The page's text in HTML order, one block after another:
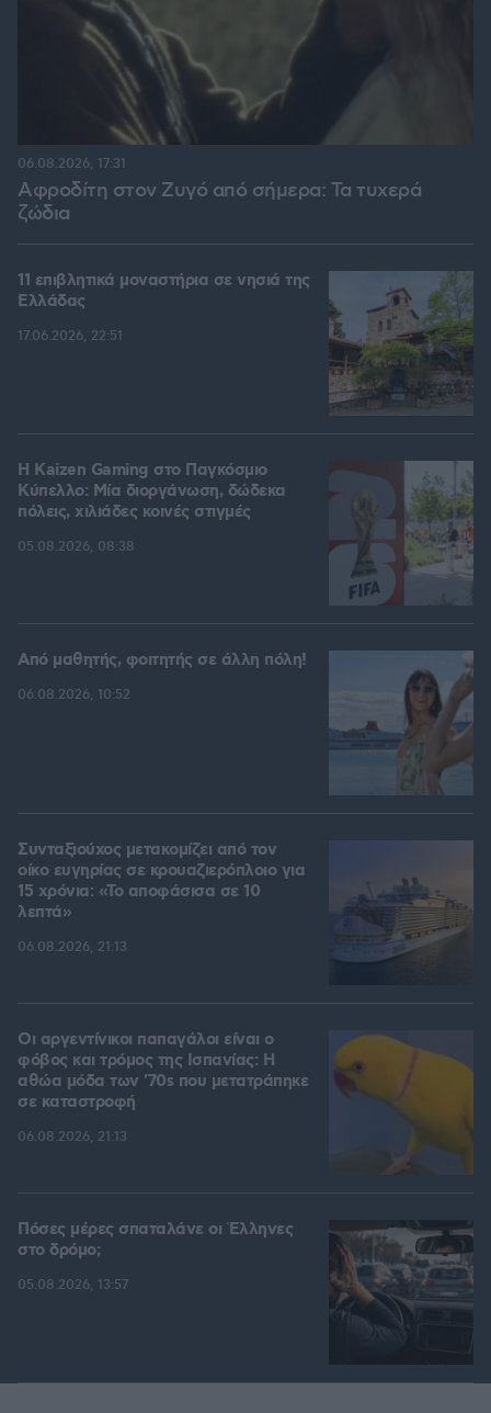
Αφροδίτη στον Ζυγό από σήμερα: Τα τυχερά
ζώδια
06.08.2026, 17:31
11 επιβλητικά μοναστήρια σε νησιά της
Ελλάδας
17.06.2026, 22:51
H Kaizen Gaming στο Παγκόσμιο
Kύπελλο: Μία διοργάνωση, δώδεκα
πόλεις, χιλιάδες κοινές στιγμές
05.08.2026, 08:38
Από μαθητής, φοιτητής σε άλλη πόλη!
06.08.2026, 10:52
Συνταξιούχος μετακομίζει από τον
οίκο ευγηρίας σε κρουαζιερόπλοιο για
15 χρόνια: «Το αποφάσισα σε 10
λεπτά»
06.08.2026, 21:13
Οι αργεντίνικοι παπαγάλοι είναι ο
φόβος και τρόμος της Ισπανίας: Η
αθώα μόδα των '70s που μετατράπηκε
σε καταστροφή
06.08.2026, 21:13
Πόσες μέρες σπαταλάνε οι Έλληνες
στο δρόμο;
05.08.2026, 13:57